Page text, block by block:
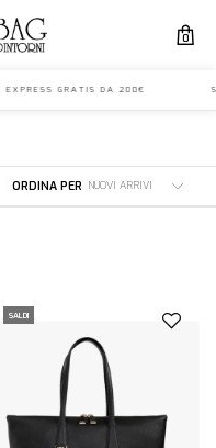
0
EXPRESS GRATIS DA 200€
ORDINA PER
SALDI